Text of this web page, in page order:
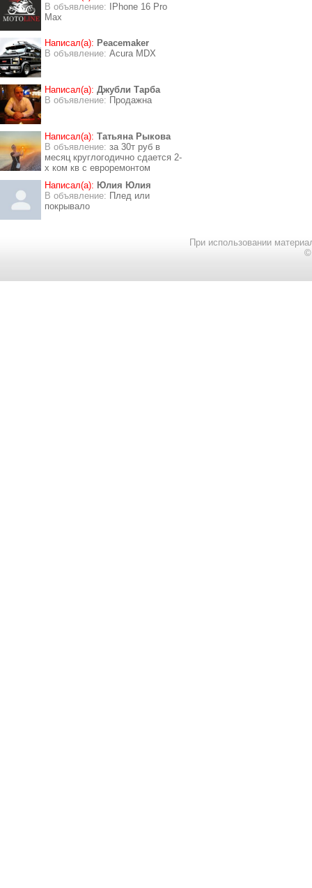
В объявление:
IPhone 16 Pro
Max
Написал(а): Peacemaker
В объявление: Acura MDX
Написал(а): Джубли Тарба
В объявление: Продажна
Написал(а): Татьяна Рыкова
В объявление: за 30т руб в
месяц круглогодично сдается 2-
х ком кв с евроремонтом
Написал(а): Юлия Юлия
В объявление: Плед или
покрывало
При использовании